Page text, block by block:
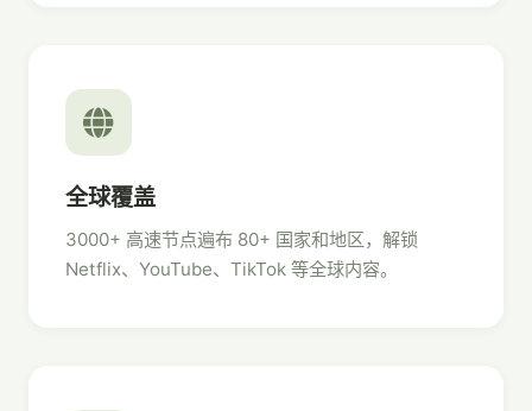
全球覆盖
3000+ 高速节点遍布 80+ 国家和地区，解锁
Netflix、YouTube、TikTok 等全球内容。